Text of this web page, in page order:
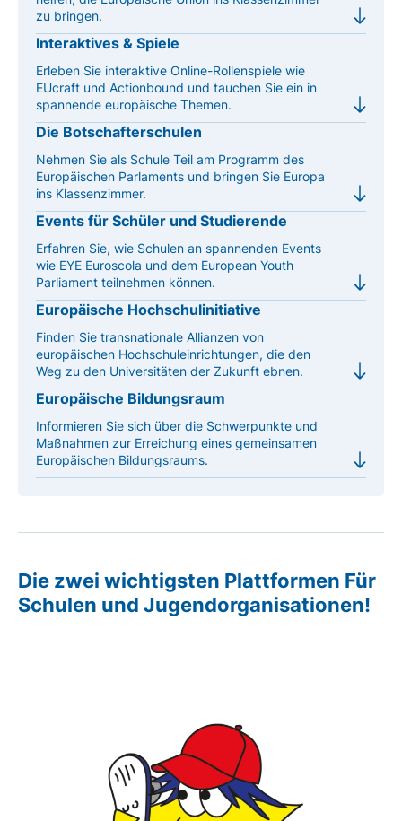
zu bringen.
Interaktives & Spiele
Erleben Sie interaktive Online-Rollenspiele wie
EUcraft und Actionbound und tauchen Sie ein in
spannende europäische Themen.
Die Botschafterschulen
Nehmen Sie als Schule Teil am Programm des
Europäischen Parlaments und bringen Sie Europa
ins Klassenzimmer.
Events für Schüler und Studierende
Erfahren Sie, wie Schulen an spannenden Events
wie EYE Euroscola und dem European Youth
Parliament teilnehmen können.
Europäische Hochschulinitiative
Finden Sie transnationale Allianzen von
europäischen Hochschuleinrichtungen, die den
Weg zu den Universitäten der Zukunft ebnen.
Europäische Bildungsraum
Informieren Sie sich über die Schwerpunkte und
Maßnahmen zur Erreichung eines gemeinsamen
Europäischen Bildungsraums.
Die zwei wichtigsten Plattformen Für
Schulen und Jugendorganisationen!